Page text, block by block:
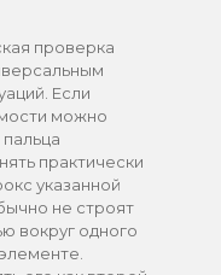
проверка
Если
можно
практически
указанной
не строят
вокруг одного